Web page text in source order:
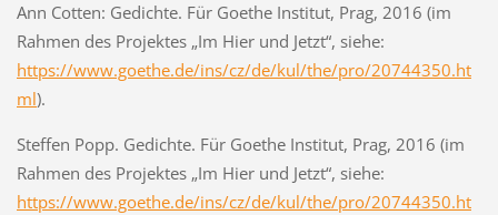
Ann Cotten: Gedichte. Für Goethe Institut, Prag, 2016 (im
Rahmen des Projektes „Im Hier und Jetzt“, siehe:
https://www.goethe.de/ins/cz/de/kul/the/pro/20744350.ht
ml).
Steffen Popp. Gedichte. Für Goethe Institut, Prag, 2016 (im
Rahmen des Projektes „Im Hier und Jetzt“, siehe:
https://www.goethe.de/ins/cz/de/kul/the/pro/20744350.ht